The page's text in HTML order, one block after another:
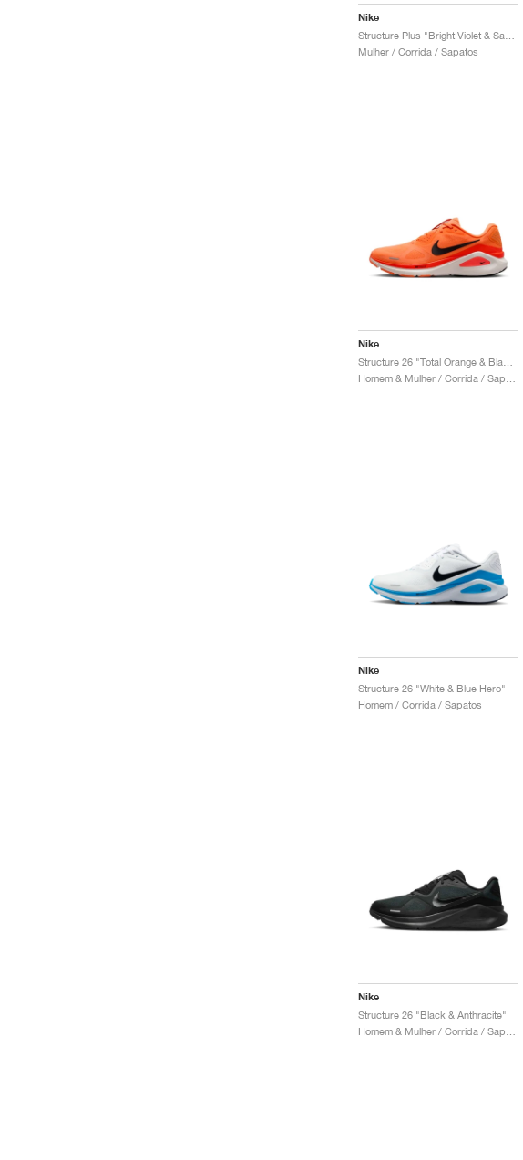
Nike
Mulher / Corrida / Sapatos
Nike
Nike
Structure 26 "White & Blue Hero"
Homem / Corrida / Sapatos
Nike
Structure 26 "Black & Anthracite"